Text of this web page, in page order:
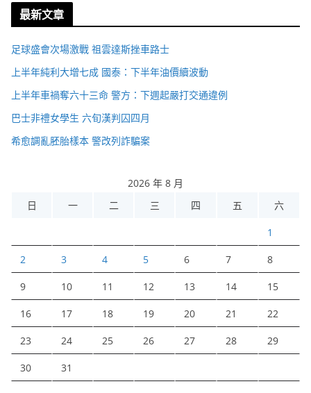
最新文章
足球盛會次場激戰 祖雲達斯挫車路士
上半年純利大增七成 國泰：下半年油價續波動
上半年車禍奪六十三命 警方：下週起嚴打交通違例
巴士非禮女學生 六旬漢判囚四月
希愈調亂胚胎樣本 警改列詐騙案
2026 年 8 月
日
一 二 三 四 五 六
1
2 3 4 5 6 7 8
9 10 11 12 13 14 15
16 17 18 19 20 21 22
23 24 25 26 27 28 29
30 31